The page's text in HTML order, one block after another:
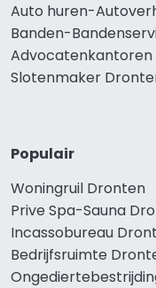
Auto huren-
Banden-
Slotenmaker
Populair
Woningruil Dronten
Prive Spa-Sauna
Incassobureau
Bedrijfsruimte